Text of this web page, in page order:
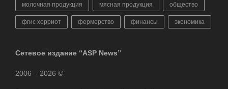
молочная продукция мясная продукция общество
фгис хорриот фермерство финансы экономика
Сетевое издание “ASP News”
2006 – 2026 ©